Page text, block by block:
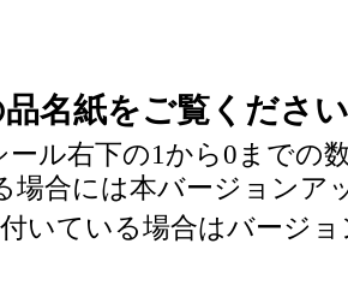
名紙をご覧くださ
ール右下の1から0までの
場合には本バージョンア
いている場合はバージ